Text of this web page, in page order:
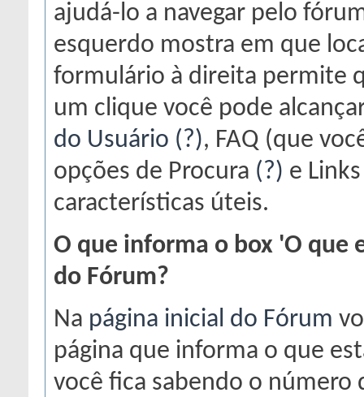
ajudá-lo a navegar pelo
esquerdo mostra em que
formulário à direita permite
um clique você pode
do Usuário (?), FAQ (que
opções de Procura (?) e
características úteis.
O que informa o box 'O que
do Fórum?
Na página inicial do Fórum
página que informa o que
você fica sabendo o número